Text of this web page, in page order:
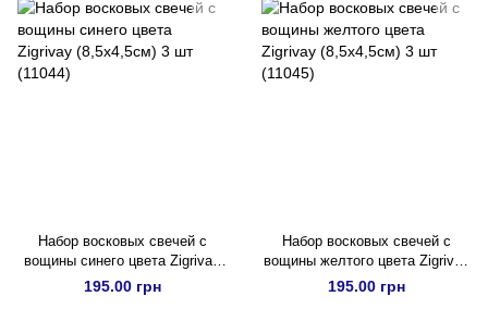
Набор восковых свечей с
вощины синего цвета Zigrivay
(8,5х4,5см) 3 шт (11044)
195.00 грн
Набор восковых свечей с
вощины желтого цвета Zigrivay
(8,5х4,5см) 3 шт (11045)
195.00 грн